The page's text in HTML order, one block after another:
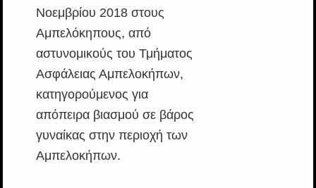
Νοεμβρίου 2018 στους
Αμπελόκηπους, από
αστυνομικούς του Τμήματος
Ασφάλειας Αμπελοκήπων,
κατηγορούμενος για
απόπειρα βιασμού σε βάρος
γυναίκας στην περιοχή των
Αμπελοκήπων.